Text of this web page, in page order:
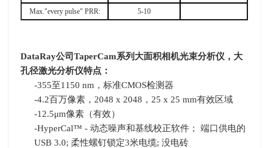
Max."every pulse" PRR:
5-10
DataRay公司TaperCam系列大面积相机光束分析仪，大
孔径激光分析仪特点：
-355至1150 nm ，标准CMOS检测器
-4.2百万像素， 2048 x 2048 ， 25 x 25 mm有效区域
-12.5μm像素（有效）
-HyperCal™ - 动态噪声和基线校正软件； 端口供电的
USB 3.0;柔性螺钉锁定3米电缆;没电砖